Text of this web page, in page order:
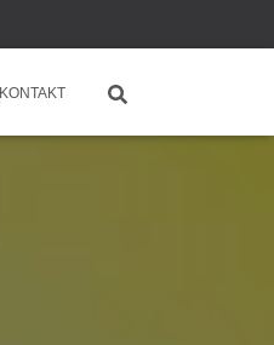
KONTAKT